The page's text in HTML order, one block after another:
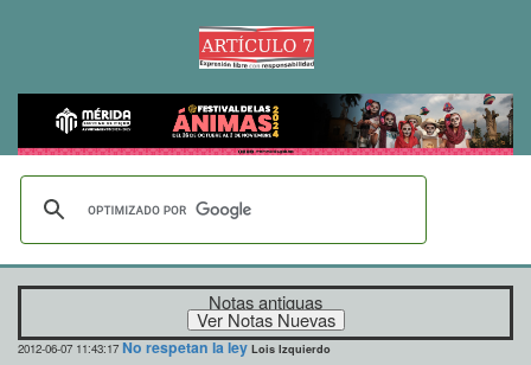
Notas antiguas
2012-06-07 11:43:17 No respetan la ley Lois Izquierdo